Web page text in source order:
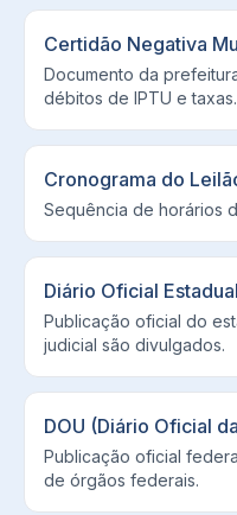
Certidão Negativa
Documento da
débitos de IPTU e taxas.
Cronograma do
Sequência de horários
Diário Oficial
Publicação oficial do
judicial são divulgados.
DOU (Diário Oficial
Publicação oficial
de órgãos federais.